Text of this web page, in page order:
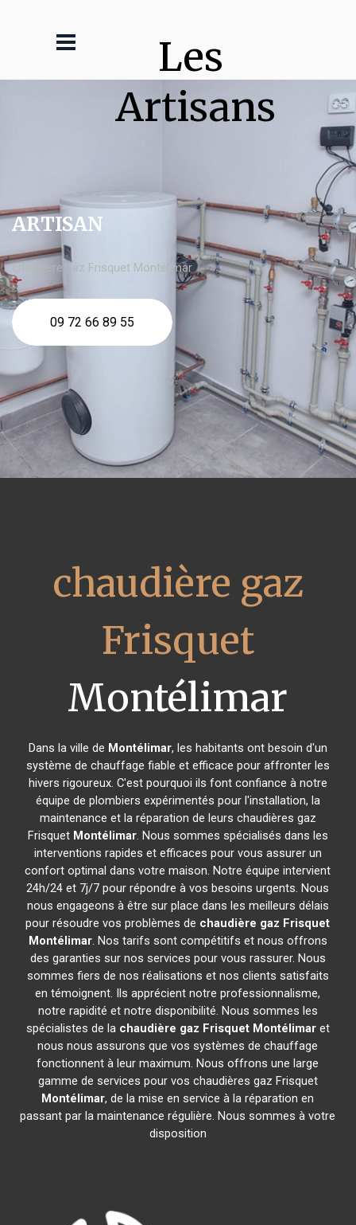
Les
Artisans
ARTISAN
chaudière gaz Frisquet Montélimar
09 72 66 89 55
chaudière gaz
Frisquet
Montélimar
Dans la ville de Montélimar, les habitants ont besoin d'un
système de chauffage fiable et efficace pour affronter les
hivers rigoureux. C'est pourquoi ils font confiance à notre
équipe de plombiers expérimentés pour l'installation, la
maintenance et la réparation de leurs chaudières gaz
Frisquet Montélimar. Nous sommes spécialisés dans les
interventions rapides et efficaces pour vous assurer un
confort optimal dans votre maison. Notre équipe intervient
24h/24 et 7j/7 pour répondre à vos besoins urgents. Nous
nous engageons à être sur place dans les meilleurs délais
pour résoudre vos problèmes de chaudière gaz Frisquet
Montélimar. Nos tarifs sont compétitifs et nous offrons
des garanties sur nos services pour vous rassurer. Nous
sommes fiers de nos réalisations et nos clients satisfaits
en témoignent. Ils apprécient notre professionnalisme,
notre rapidité et notre disponibilité. Nous sommes les
spécialistes de la chaudière gaz Frisquet Montélimaret
nous nous assurons que vos systèmes de chauffage
fonctionnent à leur maximum. Nous offrons une large
gamme de services pour vos chaudières gaz Frisquet
Montélimar, de la mise en service à la réparation en
passant par la maintenance régulière. Nous sommes à votre
disposition